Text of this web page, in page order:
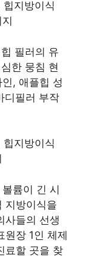
필러의 유
한 뭉침 현
, 애플힙 성
디필러 부작
륨이 긴 시
지방이식을
사들의 선생
원장 1인 체제
료할 곳을 찾